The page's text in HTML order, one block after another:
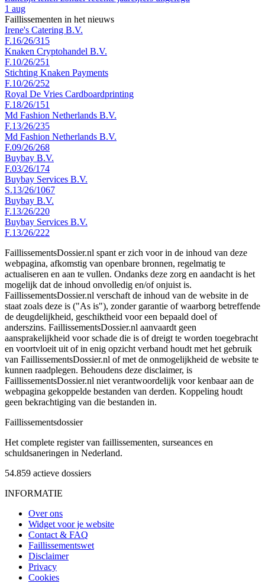
1 aug
Faillissementen in het nieuws
Irene's Catering B.V.
F.16/26/315
Knaken Cryptohandel B.V.
F.10/26/251
Stichting Knaken Payments
F.10/26/252
Royal De Vries Cardboardprinting
F.18/26/151
Md Fashion Netherlands B.V.
F.13/26/235
Md Fashion Netherlands B.V.
F.09/26/268
Buybay B.V.
F.03/26/174
Buybay Services B.V.
S.13/26/1067
Buybay B.V.
F.13/26/220
Buybay Services B.V.
F.13/26/222
FaillissementsDossier.nl spant er zich voor in de inhoud van deze
webpagina, afkomstig van openbare bronnen, regelmatig te
actualiseren en aan te vullen. Ondanks deze zorg en aandacht is het
mogelijk dat de inhoud onvolledig en/of onjuist is.
FaillissementsDossier.nl verschaft de inhoud van de website in de
staat zoals deze is ("As is"), zonder garantie of waarborg betreffende
de deugdelijkheid, geschiktheid voor een bepaald doel of
anderszins. FaillissementsDossier.nl aanvaardt geen
aansprakelijkheid voor schade die is of dreigt te worden toegebracht
en voortvloeit uit of in enig opzicht verband houdt met het gebruik
van FaillissementsDossier.nl of met de onmogelijkheid de website te
kunnen raadplegen. Behoudens deze disclaimer, is
FaillissementsDossier.nl niet verantwoordelijk voor kenbaar aan de
webpagina gekoppelde bestanden van derden. Koppeling houdt
geen bekrachtiging van die bestanden in.
Faillissementsdossier
Het complete register van faillissementen, surseances en
schuldsaneringen in Nederland.
54.859 actieve dossiers
INFORMATIE
Over ons
Widget voor je website
Contact & FAQ
Faillissementswet
Disclaimer
Privacy
Cookies